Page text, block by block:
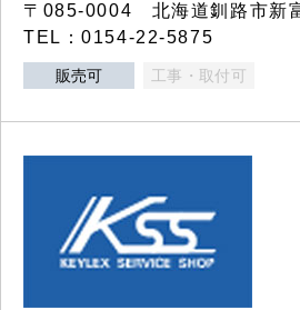
〒085-0004 北海道釧路市新
TEL：0154-22-5875
販売可 工事・取付可